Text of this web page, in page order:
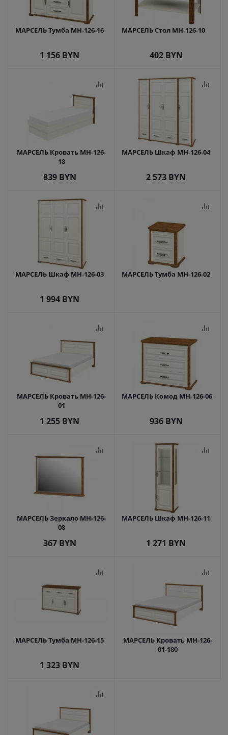
МАРСЕЛЬ Тумба МН-126-16
1 156 BYN
МАРСЕЛЬ Стол МН-126-10
402BYN
МАРСЕЛЬ Кровать МН-126-
18
839BYN
МАРСЕЛЬ Шкаф МН-126-04
2 573 BYN
МАРСЕЛЬ Шкаф МН-126-03
1 994 BYN
МАРСЕЛЬ Тумба МН-126-02
МАРСЕЛЬ Кровать МН-126-
01
1 255 BYN
МАРСЕЛЬ Комод МН-126-06
936BYN
МАРСЕЛЬ Зеркало МН-126-
08
367BYN
МАРСЕЛЬ Шкаф МН-126-11
1 271 BYN
МАРСЕЛЬ Тумба МН-126-15
1 323 BYN
МАРСЕЛЬ Кровать МН-126-
01-180